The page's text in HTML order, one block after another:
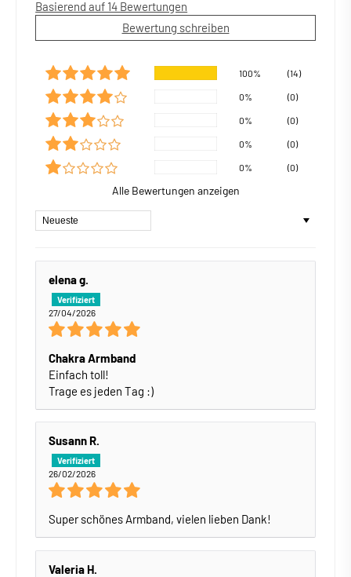
Basierend auf 14 Bewertungen
Bewertung schreiben
100% (14)
0% (0)
0% (0)
0% (0)
0% (0)
Alle Bewertungen anzeigen
Sort by
elena g.
27/04/2026
Chakra Armband
Einfach toll!
Trage es jeden Tag :)
Susann R.
26/02/2026
Super schönes Armband, vielen lieben Dank!
Valeria H.